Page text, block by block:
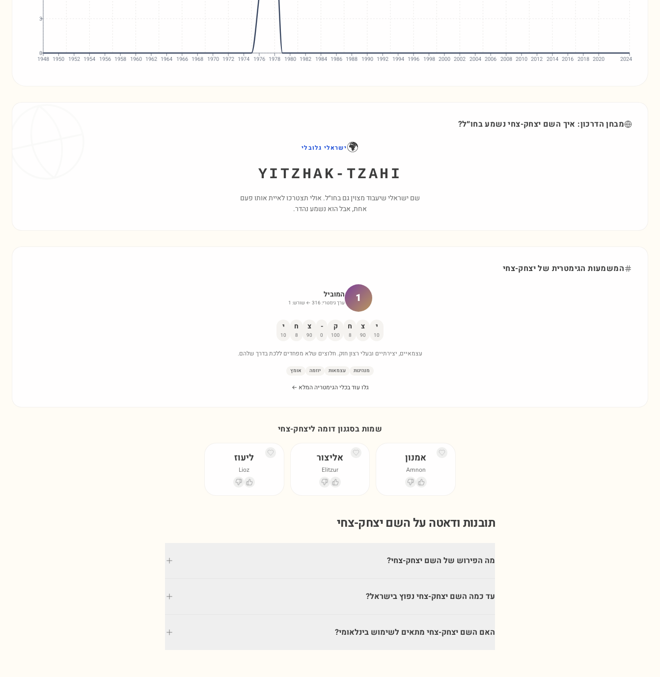
1948 1950 1952 1954 1956 1958 1960 1962 1964 1966 1968 1970 1972 1974 1976 1978 1980 1982 1984 1986 1988 1990 1992 1994 1996 1998 2000 2002 2004 2006 2008 2010 2012 2014 2016 2018 2020 2024
0
3
מבחן הדרכון: איך השם יצחק-צחינשמע בחו״ל?
🌍ישראלי גלובלי
YITZHAK-TZAHI
שם ישראלי שיעבוד מצוין גם בחו״ל. אולי תצטרכו לאיית אותו פעם
אחת, אבל הוא נשמע נהדר.
המשמעות הגימטרית שליצחק-צחי
1 המוביל
ערך גימטרי: 316 ← שורש: 1
י
10
צ
90
ח
8
ק
100
-
0
צ
90
ח
8
י
10
עצמאיים, יצירתיים ובעלי רצון חזק. חלוצים שלא מפחדים ללכת בדרך שלהם.
מנהיגות עצמאות יוזמה אומץ
גלו עוד בכלי הגימטריה המלא ←
שמות בסגנון דומה ליצחק-צחי
אמנון
Amnon
אליצור
Elitzur
ליעוז
Lioz
תובנות ודאטה על השם יצחק-צחי
מה הפירוש של השם יצחק-צחי?
עד כמה השם יצחק-צחי נפוץ בישראל?
האם השם יצחק-צחי מתאים לשימוש בינלאומי?